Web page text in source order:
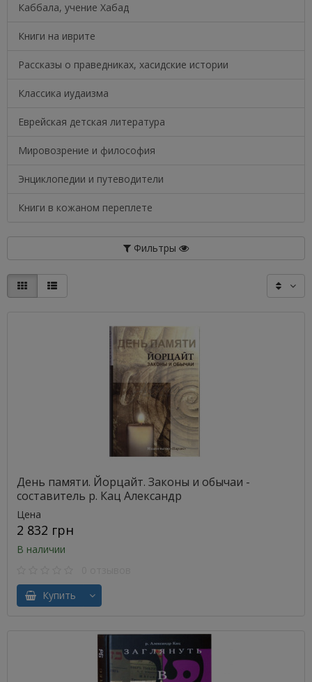
Каббала, учение Хабад
Книги на иврите
Рассказы о праведниках, хасидские истории
Классика иудаизма
Еврейская детская литература
Мировозрение и философия
Энциклопедии и путеводители
Книги в кожаном переплете
Фильтры
День памяти. Йорцайт. Законы и обычаи -
составитель р. Кац Александр
Цена
2 832 грн
В наличии
Купить